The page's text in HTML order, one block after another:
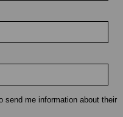
send me information about their